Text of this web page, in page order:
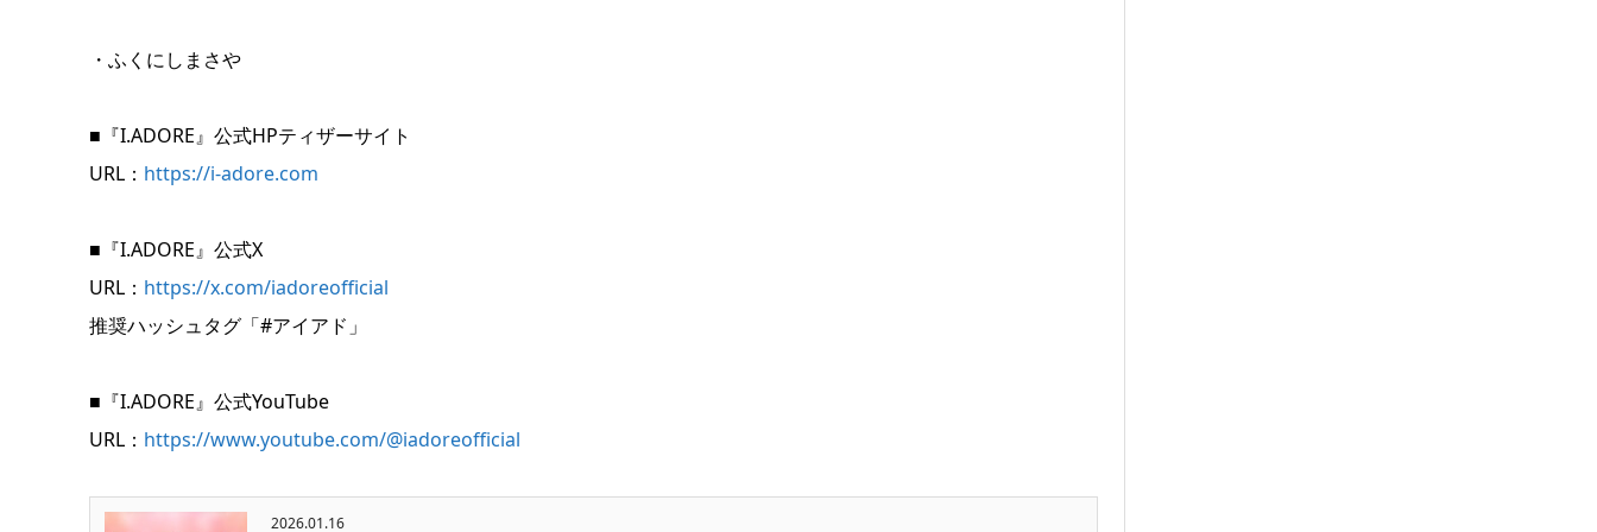
・ふくにしまさや
■『I.ADORE』公式HPティザーサイト
URL： https://i-adore.com
■『I.ADORE』公式X
URL： https://x.com/iadoreofficial
推奨ハッシュタグ「#アイアド」
■『I.ADORE』公式YouTube
URL： https://www.youtube.com/@iadoreofficial
2026.01.16